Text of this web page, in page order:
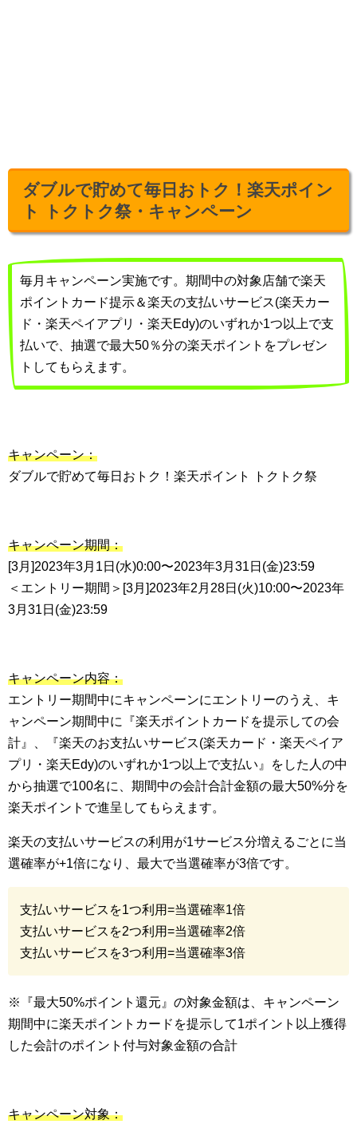
ダブルで貯めて毎日おトク！楽天ポイン
ト トクトク祭・キャンペーン
毎月キャンペーン実施です。期間中の対象店舗で楽天
ポイントカード提示＆楽天の支払いサービス(楽天カー
ド・楽天ペイアプリ・楽天Edy)のいずれか1つ以上で支
払いで、抽選で最大50％分の楽天ポイントをプレゼン
トしてもらえます。
キャンペーン：
ダブルで貯めて毎日おトク！楽天ポイント トクトク祭
キャンペーン期間：
[3月]2023年3月1日(水)0:00〜2023年3月31日(金)23:59
＜エントリー期間＞[3月]2023年2月28日(火)10:00〜2023年
3月31日(金)23:59
キャンペーン内容：
エントリー期間中にキャンペーンにエントリーのうえ、キ
ャンペーン期間中に『楽天ポイントカードを提示しての会
計』、『楽天のお支払いサービス(楽天カード・楽天ペイア
プリ・楽天Edy)のいずれか1つ以上で支払い』をした人の中
から抽選で100名に、期間中の会計合計金額の最大50%分を
楽天ポイントで進呈してもらえます。
楽天の支払いサービスの利用が1サービス分増えるごとに当
選確率が+1倍になり、最大で当選確率が3倍です。
支払いサービスを1つ利用=当選確率1倍
支払いサービスを2つ利用=当選確率2倍
支払いサービスを3つ利用=当選確率3倍
※『最大50%ポイント還元』の対象金額は、キャンペーン
期間中に楽天ポイントカードを提示して1ポイント以上獲得
した会計のポイント付与対象金額の合計
キャンペーン対象：